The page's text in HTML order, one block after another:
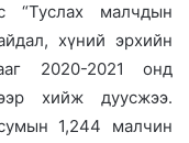
“Туслах малчдын
хүний эрхийн
2020-2021 онд
хийж дуусжээ.
1,244 малчин